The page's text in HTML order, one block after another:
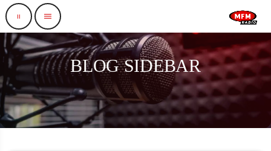
menu
pause
BLOG SIDEBAR